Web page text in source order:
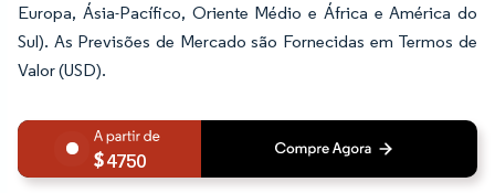
Europa, Ásia-Pacífico, Oriente Médio e África e América do
Sul). As Previsões de Mercado são Fornecidas em Termos de
Valor (USD).
4750